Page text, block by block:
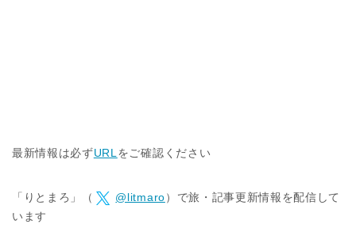
最新情報は必ずURL をご確認ください
「りとまろ」（ @litmaro ）で旅・記事更新情報を配信して
います